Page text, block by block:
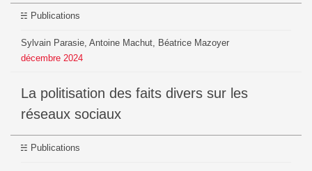
Publications
Sylvain Parasie, Antoine Machut, Béatrice Mazoyer
décembre 2024
La politisation des faits divers sur les
réseaux sociaux
Publications